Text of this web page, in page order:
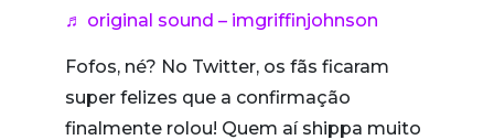
♬ original sound – imgriffinjohnson
Fofos, né? No Twitter, os fãs ficaram
super felizes que a confirmação
finalmente rolou! Quem aí shippa muito